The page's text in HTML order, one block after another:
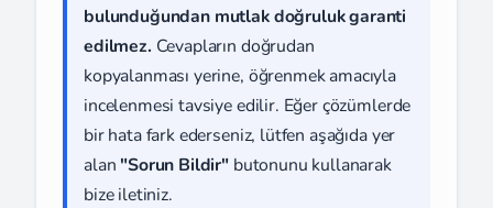
bulunduğundan mutlak doğruluk garanti
edilmez. Cevapların doğrudan
kopyalanması yerine, öğrenmek amacıyla
incelenmesi tavsiye edilir. Eğer çözümlerde
bir hata fark ederseniz, lütfen aşağıda yer
alan "Sorun Bildir" butonunu kullanarak
bize iletiniz.